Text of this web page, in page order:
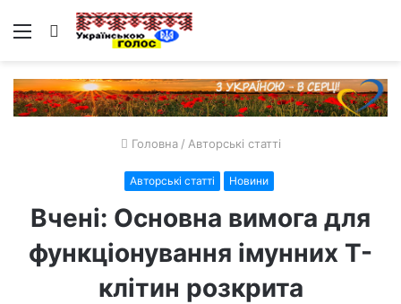
Меню Пошук
Головна / Авторські статті
Авторські статті Новини
Вчені: Основна вимога для
функціонування імунних Т-
клітин розкрита